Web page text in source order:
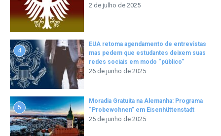
2 de julho de 2025
4
EUA retoma agendamento de entrevistas
mas pedem que estudantes deixem suas
redes sociais em modo “público”
26 de junho de 2025
5
Moradia Gratuita na Alemanha: Programa
“Probewohnen” em Eisenhüttenstadt
25 de junho de 2025